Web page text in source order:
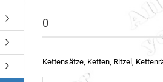
0
Kettensätze, Ketten, Ritzel,